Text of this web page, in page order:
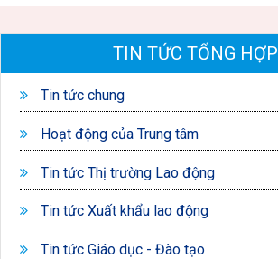
TIN TỨC TỔNG HỢP
Tin tức chung
Hoạt động của Trung tâm
Tin tức Thị trường Lao động
Tin tức Xuất khẩu lao động
Tin tức Giáo dục - Đào tạo